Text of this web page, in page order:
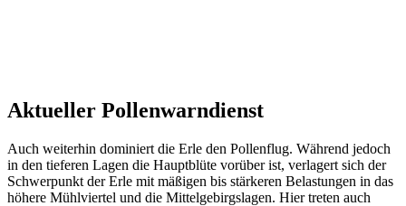
Aktueller Pollenwarndienst
Auch weiterhin dominiert die Erle den Pollenflug. Während jedoch
in den tieferen Lagen die Hauptblüte vorüber ist, verlagert sich der
Schwerpunkt der Erle mit mäßigen bis stärkeren Belastungen in das
höhere Mühlviertel und die Mittelgebirgslagen. Hier treten auch